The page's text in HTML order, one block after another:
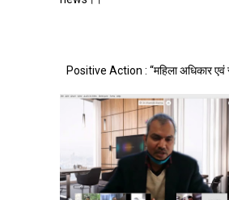
Positive Action : “महिला अधिकार एवं